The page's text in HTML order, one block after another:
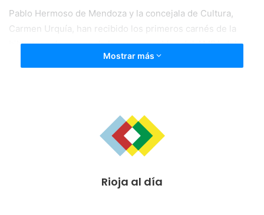
Pablo Hermoso de Mendoza y la concejala de Cultura,
Carmen Urquía, han recibido los primeros carnés de la
biblioteca de manos de los responsables del AMPA del
alcalde se ha dirigido a los más pequeños para participar
en la lectura de un pequeño fragmento de ‘Ulises’, de
Joyce, y les ha animado a leer para estimular la
Mostrar más
Rioja al día